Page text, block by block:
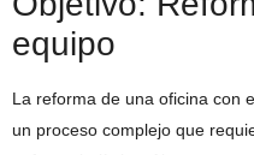
equipo
La reforma de una oficina con
un proceso complejo que